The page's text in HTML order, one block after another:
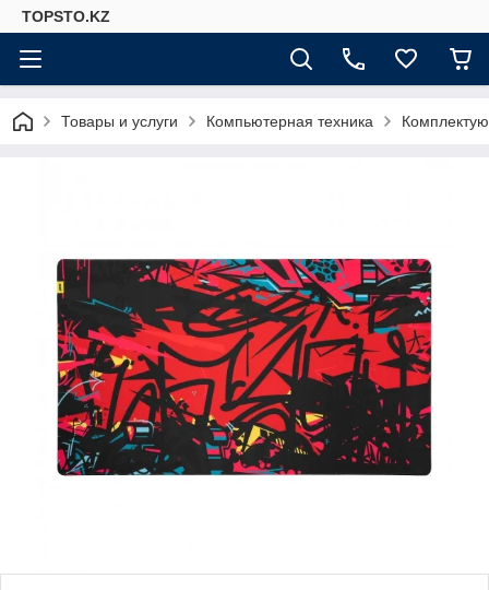
TOPSTO.KZ
Товары и услуги Компьютерная техника